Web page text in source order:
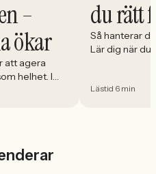
–
ökar
att agera
helhet. I
i
du rätt
Så hanterar
Lär dig när du
Lästid 6 min